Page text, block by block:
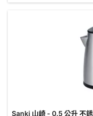
Sanki 山崎 - 0.5 公升 不